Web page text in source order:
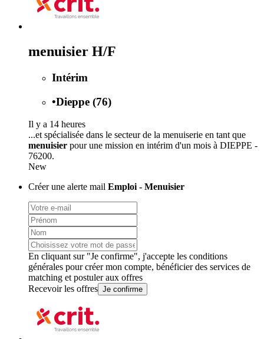
menuisier H/F
Intérim
•Dieppe (76)
Il y a 14 heures
...et spécialisée dans le secteur de la menuiserie en tant que
menuisier pour une mission en intérim d'un mois à DIEPPE -
76200.
New
Créer une alerte mail Emploi - Menuisier
En cliquant sur "Je confirme", j'accepte les conditions
générales pour créer mon compte, bénéficier des services de
matching et postuler aux offres
Recevoir les offres Je confirme